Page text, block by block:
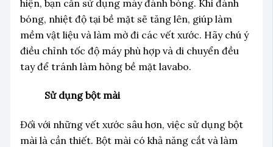
hiện, bạn cần sử dụng máy đánh bóng. Khi đánh
bóng, nhiệt độ tại bề mặt sẽ tăng lên, giúp làm
mềm vật liệu và làm mờ đi các vết xước. Hãy chú ý
điều chỉnh tốc độ máy phù hợp và di chuyển đều
tay để tránh làm hỏng bề mặt lavabo.
Sử dụng bột mài
Đối với những vết xước sâu hơn, việc sử dụng bột
mài là cần thiết. Bột mài có khả năng cắt và làm